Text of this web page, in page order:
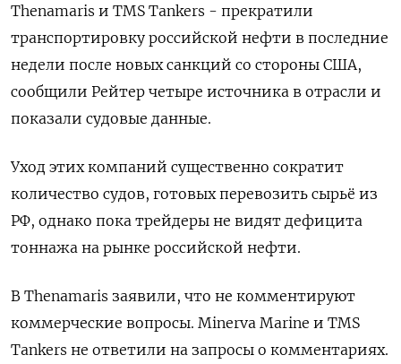
Thenamaris и TMS Tankers - прекратили
транспортировку российской нефти в последние
недели после новых санкций со стороны США,
сообщили Рейтер четыре источника в отрасли и
показали судовые данные.
Уход этих компаний существенно сократит
количество судов, готовых перевозить сырьё из
РФ, однако пока трейдеры не видят дефицита
тоннажа на рынке российской нефти.
В Thenamaris заявили, что не комментируют
коммерческие вопросы. Minerva Marine и TMS
Tankers не ответили на запросы о комментариях.